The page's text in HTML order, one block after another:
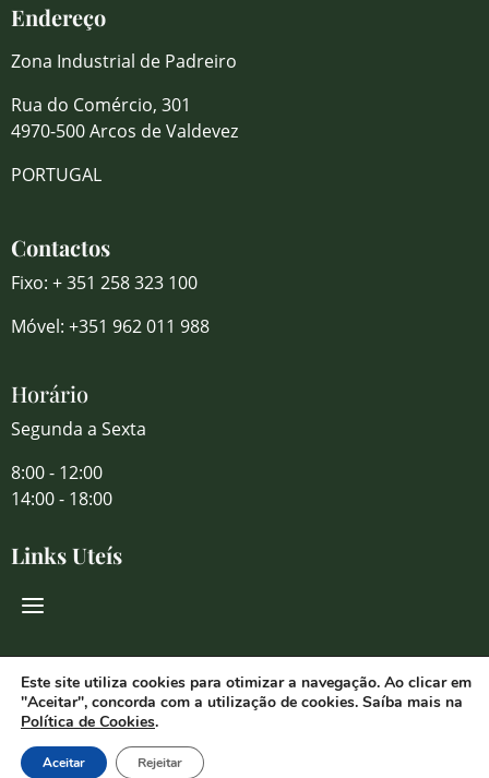
Endereço
Zona Industrial de Padreiro
Rua do Comércio, 301
4970-500 Arcos de Valdevez
PORTUGAL
Contactos
Fixo: + 351 258 323 100
Móvel: +351 962 011 988
Horário
Segunda a Sexta
8:00 - 12:00
14:00 - 18:00
Links Uteís
Redes Sociais
© 2026 Florália Comércio de Flores
Este site utiliza cookies para otimizar a navegação. Ao clicar em
"Aceitar", concorda com a utilização de cookies. Saíba mais na
Política de Cookies.
Aceitar Rejeitar